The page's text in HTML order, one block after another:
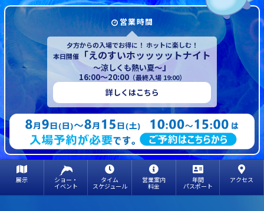
営業時間
夕方からの入場でお得に！ ホットに楽しむ！
本日開催
「えのすいホッッッットナイト
～涼しくも熱い夏～」
16:00～20:00（最終入場 19:00）
詳しくはこちら
展示 ショー・
イベント
タイム
スケジュール
営業案内
料金
年間
パスポート
アクセス